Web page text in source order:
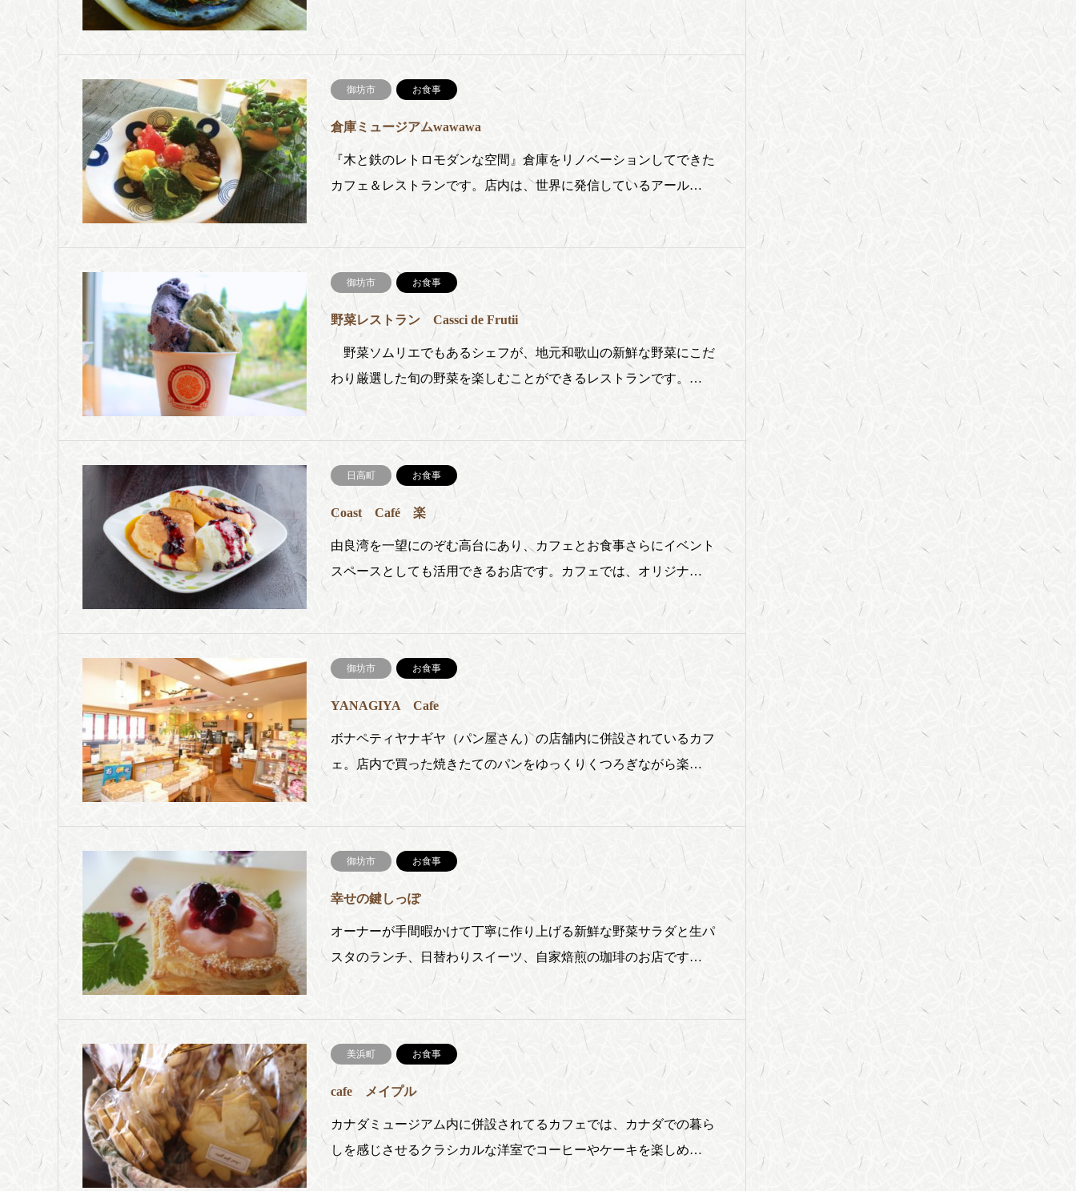
御坊市 お食事
倉庫ミュージアムwawawa
『木と鉄のレトロモダンな空間』倉庫をリノベーションしてできた
カフェ＆レストランです。店内は、世界に発信しているアール…
御坊市 お食事
野菜レストラン Cassci de Frutii
野菜ソムリエでもあるシェフが、地元和歌山の新鮮な野菜にこだ
わり厳選した旬の野菜を楽しむことができるレストランです。…
日高町 お食事
Coast Café 楽
由良湾を一望にのぞむ高台にあり、カフェとお食事さらにイベント
スペースとしても活用できるお店です。カフェでは、オリジナ…
御坊市 お食事
YANAGIYA Cafe
ボナペティヤナギヤ（パン屋さん）の店舗内に併設されているカフ
ェ。店内で買った焼きたてのパンをゆっくりくつろぎながら楽…
御坊市 お食事
幸せの鍵しっぽ
オーナーが手間暇かけて丁寧に作り上げる新鮮な野菜サラダと生パ
スタのランチ、日替わりスイーツ、自家焙煎の珈琲のお店です…
美浜町 お食事
cafe メイプル
カナダミュージアム内に併設されてるカフェでは、カナダでの暮ら
しを感じさせるクラシカルな洋室でコーヒーやケーキを楽しめ…